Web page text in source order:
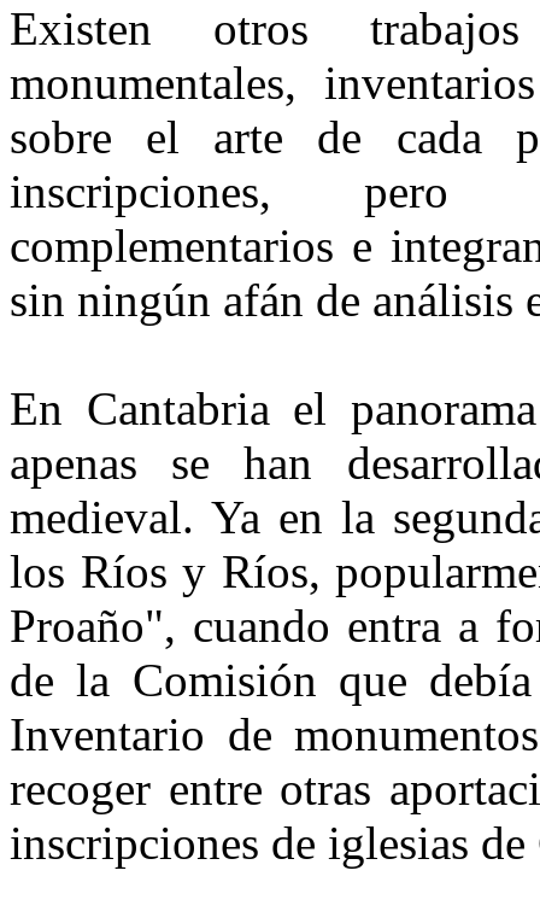
Existen otros
monumentales,
sobre el arte de cada
inscripciones, pero
complementarios e
sin ningún afán de
En Cantabria el
apenas se han
medieval. Ya en la
los Ríos y Ríos,
Proaño", cuando entra a
de la Comisión que
Inventario de
recoger entre otras
inscripciones de iglesias